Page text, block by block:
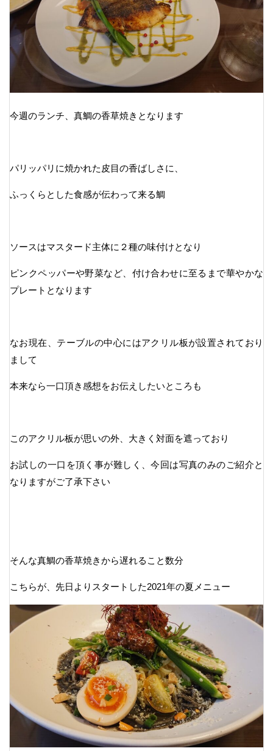
今週のランチ、真鯛の香草焼きとなります
パリッパリに焼かれた皮目の香ばしさに、
ふっくらとした食感が伝わって来る鯛
ソースはマスタード主体に２種の味付けとなり
ピンクペッパーや野菜など、付け合わせに至るまで華やかな
プレートとなります
なお現在、テーブルの中心にはアクリル板が設置されており
まして
本来なら一口頂き感想をお伝えしたいところも
このアクリル板が思いの外、大きく対面を遮っており
お試しの一口を頂く事が難しく、今回は写真のみのご紹介と
なりますがご了承下さい
そんな真鯛の香草焼きから遅れること数分
こちらが、先日よりスタートした2021年の夏メニュー